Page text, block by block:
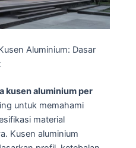
Aluminium: Dasar
kusen aluminium per
untuk memahami
material
Kusen aluminium